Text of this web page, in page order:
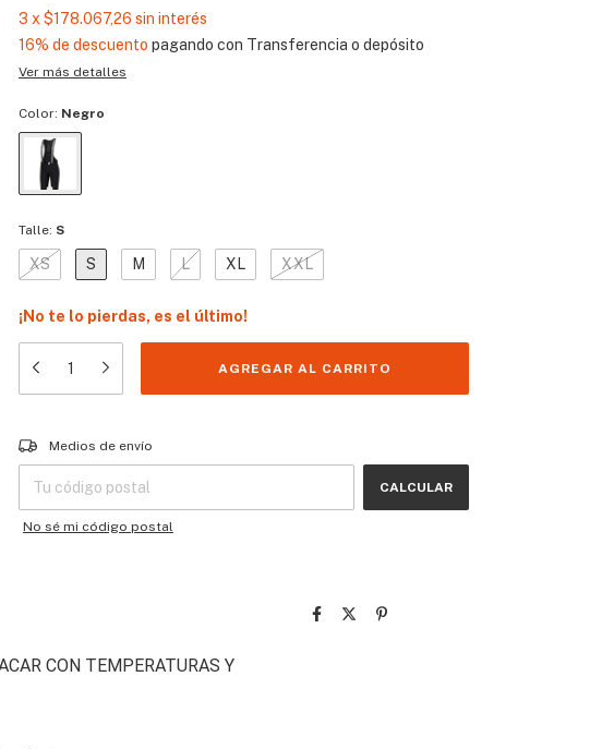
3 x $178.067,26 sin interés
16% de descuento pagando con Transferencia o depósito
Ver más detalles
Color: Negro
Talle: S
XS S M L XL XXL
¡No te lo pierdas, es el último!
Entregas para el CP:
Medios de envío
CALCULAR
No sé mi código postal
CON TEMPERATURAS Y